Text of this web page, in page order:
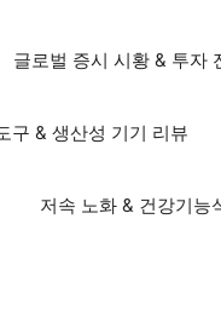
글로벌 증시 시황 & 투자
구 & 생산성 기기 리뷰
저속 노화 & 건강기능